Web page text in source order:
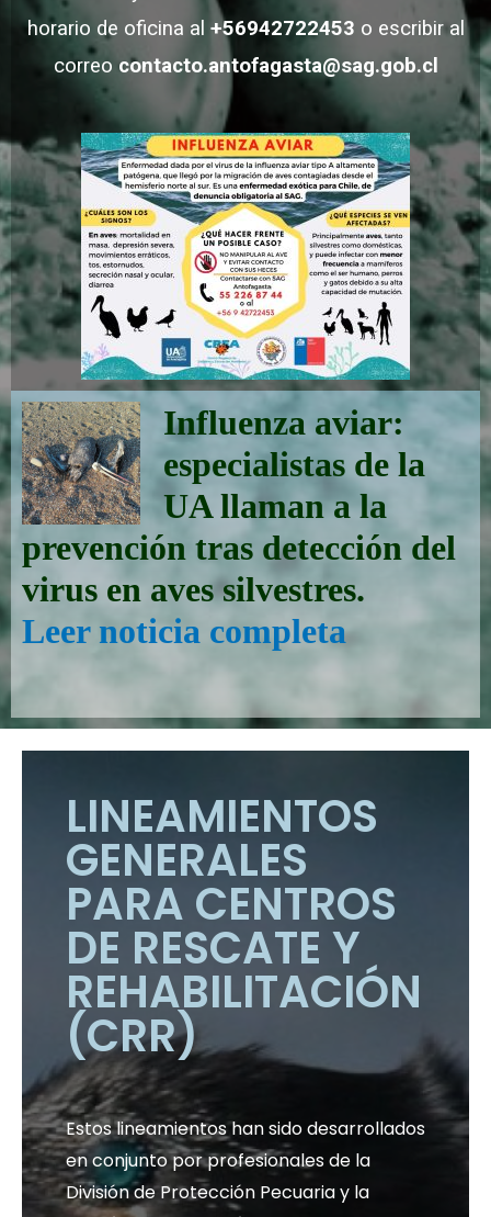
horario de oficina al +56942722453 o escribir al
correo contacto.antofagasta@sag.gob.cl
Influenza aviar:
especialistas de la
UA llamana la
prevención tras detección del
virus en aves silvestres.
Leer noticia completa
LINEAMIENTOS
GENERALES
PARA CENTROS
DE RESCATE Y
REHABILITACIÓN
(CRR)
Estos lineamientos han sido desarrollados
en conjunto por profesionales de la
División de Protección Pecuaria y la